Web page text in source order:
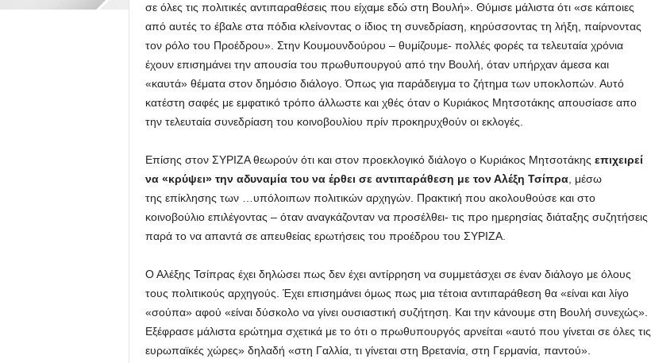
σε όλες τις πολιτικές αντιπαραθέσεις που είχαμε εδώ στη Βουλή». Θύμισε μάλιστα ότι «σε κάποιες
από αυτές το έβαλε στα πόδια κλείνοντας ο ίδιος τη συνεδρίαση, κηρύσσοντας τη λήξη, παίρνοντας
τον ρόλο του Προέδρου». Στην Κουμουνδούρου – θυμίζουμε- πολλές φορές τα τελευταία χρόνια
έχουν επισημάνει την απουσία του πρωθυπουργού από την Βουλή, όταν υπήρχαν άμεσα και
«καυτά» θέματα στον δημόσιο διάλογο. Όπως για παράδειγμα το ζήτημα των υποκλοπών. Αυτό
κατέστη σαφές με εμφατικό τρόπο άλλωστε και χθές όταν ο Κυριάκος Μητσοτάκης απουσίασε απο
την τελευταία συνεδρίαση του κοινοβουλίου πρίν προκηρυχθούν οι εκλογές.
Επίσης στον ΣΥΡΙΖΑ θεωρούν ότι και στον προεκλογικό διάλογο ο Κυριάκος Μητσοτάκης επιχειρεί
να «κρύψει» την αδυναμία του να έρθει σε αντιπαράθεση με τον Αλέξη Τσίπρα, μέσω
της επίκλησης των …υπόλοιπων πολιτικών αρχηγών. Πρακτική που ακολουθούσε και στο
κοινοβούλιο επιλέγοντας – όταν αναγκάζονταν να προσέλθει- τις προ ημερησίας διάταξης συζητήσεις
παρά το να απαντά σε απευθείας ερωτήσεις του προέδρου του ΣΥΡΙΖΑ.
Ο Αλέξης Τσίπρας έχει δηλώσει πως δεν έχει αντίρρηση να συμμετάσχει σε έναν διάλογο με όλους
τους πολιτικούς αρχηγούς. Έχει επισημάνει όμως πως μια τέτοια αντιπαράθεση θα «είναι και λίγο
«σούπα» αφού «είναι δύσκολο να γίνει ουσιαστική συζήτηση. Και την κάνουμε στη Βουλή συνεχώς».
Εξέφρασε μάλιστα ερώτημα σχετικά με το ότι ο πρωθυπουργός αρνείται «αυτό που γίνεται σε όλες τις
ευρωπαϊκές χώρες» δηλαδή «στη Γαλλία, τι γίνεται στη Βρετανία, στη Γερμανία, παντού».